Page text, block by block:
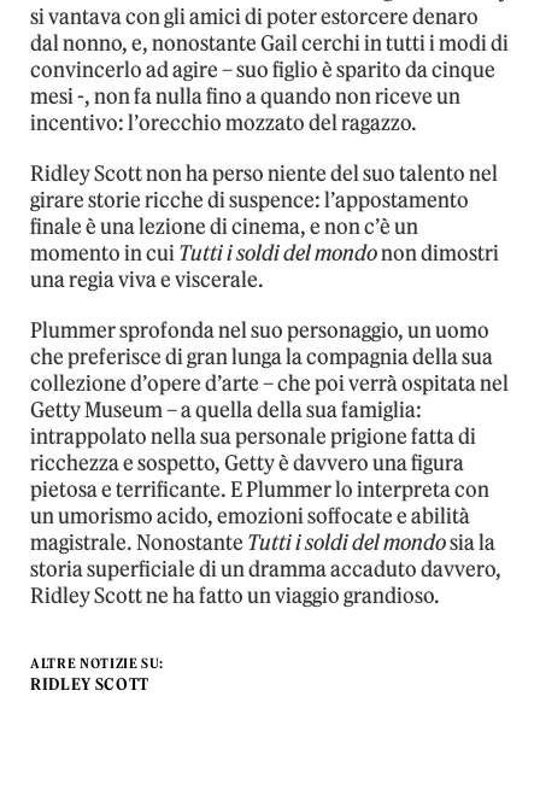
si vantava con gli amici di poter estorcere denaro
dal nonno, e, nonostante Gail cerchi in tutti i modi di
convincerlo ad agire – suo figlio è sparito da cinque
mesi -, non fa nulla fino a quando non riceve un
incentivo: l’orecchio mozzato del ragazzo.
Ridley Scott non ha perso niente del suo talento nel
girare storie ricche di suspence: l’appostamento
finale è una lezione di cinema, e non c’è un
momento in cuiTutti i soldi del mondonon dimostri
una regia viva e viscerale.
Plummer sprofonda nel suo personaggio, un uomo
che preferisce di gran lunga la compagnia della sua
collezione d’opere d’arte – che poi verrà ospitata nel
Getty Museum – a quella della sua famiglia:
intrappolato nella sua personale prigione fatta di
ricchezza e sospetto, Getty è davvero una figura
pietosa e terrificante. E Plummer lo interpreta con
un umorismo acido, emozioni soffocate e abilità
magistrale. Nonostante Tutti i soldi del mondosia la
storia superficiale di un dramma accaduto davvero,
Ridley Scott ne ha fatto un viaggio grandioso.
ALTRE NOTIZIE SU:
RIDLEY SCOTT